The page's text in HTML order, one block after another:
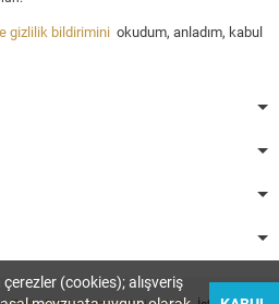
gizlilik bildirimini okudum, anladım, kabul
(cookies); alışveriş